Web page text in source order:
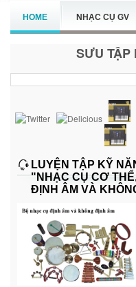
HOME NHẠC CỤ GV
SƯU TẬP
LUYỆN TẬP KỸ
"NHẠC CỤ CƠ
ĐỊNH ÂM VÀ